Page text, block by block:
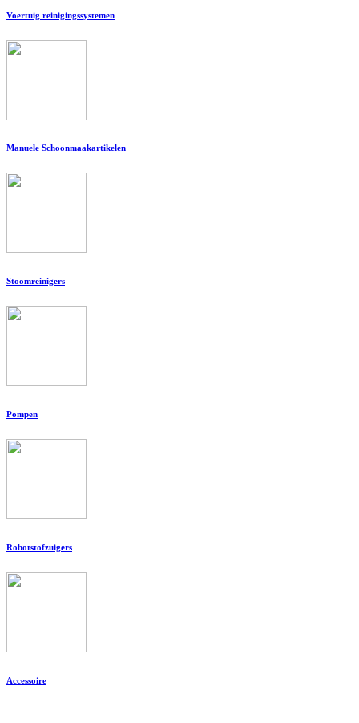
Voertuig reinigingssystemen
Manuele Schoonmaakartikelen
Stoomreinigers
Pompen
Robotstofzuigers
Accessoire